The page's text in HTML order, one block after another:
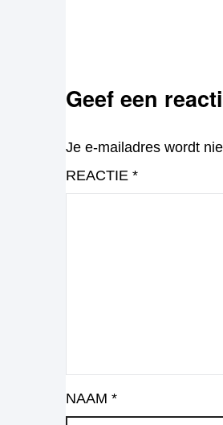
Geef een
Je e-mailadres wordt
REACTIE *
NAAM *